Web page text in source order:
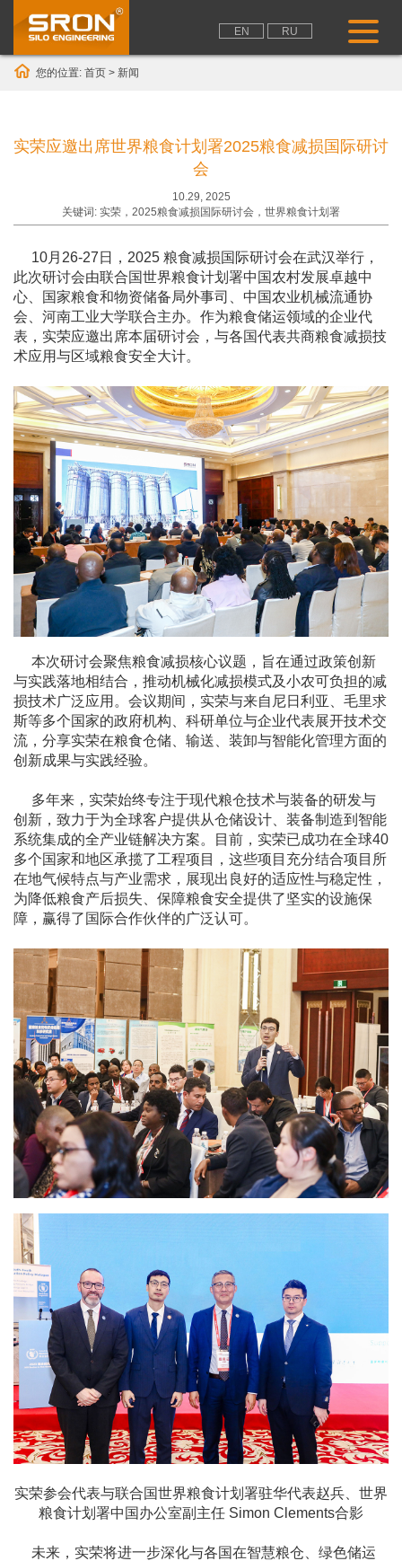
EN RU
您的位置: 首页 > 新闻
实荣应邀出席世界粮食计划署2025粮食减损国际研讨
会
10.29, 2025
关键词: 实荣，2025粮食减损国际研讨会，世界粮食计划署
10月26-27日，2025 粮食减损国际研讨会在武汉举行，
此次研讨会由联合国世界粮食计划署中国农村发展卓越中
心、国家粮食和物资储备局外事司、中国农业机械流通协
会、河南工业大学联合主办。作为粮食储运领域的企业代
表，实荣应邀出席本届研讨会，与各国代表共商粮食减损技
术应用与区域粮食安全大计。
本次研讨会聚焦粮食减损核心议题，旨在通过政策创新
与实践落地相结合，推动机械化减损模式及小农可负担的减
损技术广泛应用。会议期间，实荣与来自尼日利亚、毛里求
斯等多个国家的政府机构、科研单位与企业代表展开技术交
流，分享实荣在粮食仓储、输送、装卸与智能化管理方面的
创新成果与实践经验。
多年来，实荣始终专注于现代粮仓技术与装备的研发与
创新，致力于为全球客户提供从仓储设计、装备制造到智能
系统集成的全产业链解决方案。目前，实荣已成功在全球40
多个国家和地区承揽了工程项目，这些项目充分结合项目所
在地气候特点与产业需求，展现出良好的适应性与稳定性，
为降低粮食产后损失、保障粮食安全提供了坚实的设施保
障，赢得了国际合作伙伴的广泛认可。
实荣参会代表与联合国世界粮食计划署驻华代表赵兵、世界
粮食计划署中国办公室副主任 Simon Clements合影
未来，实荣将进一步深化与各国在智慧粮仓、绿色储运